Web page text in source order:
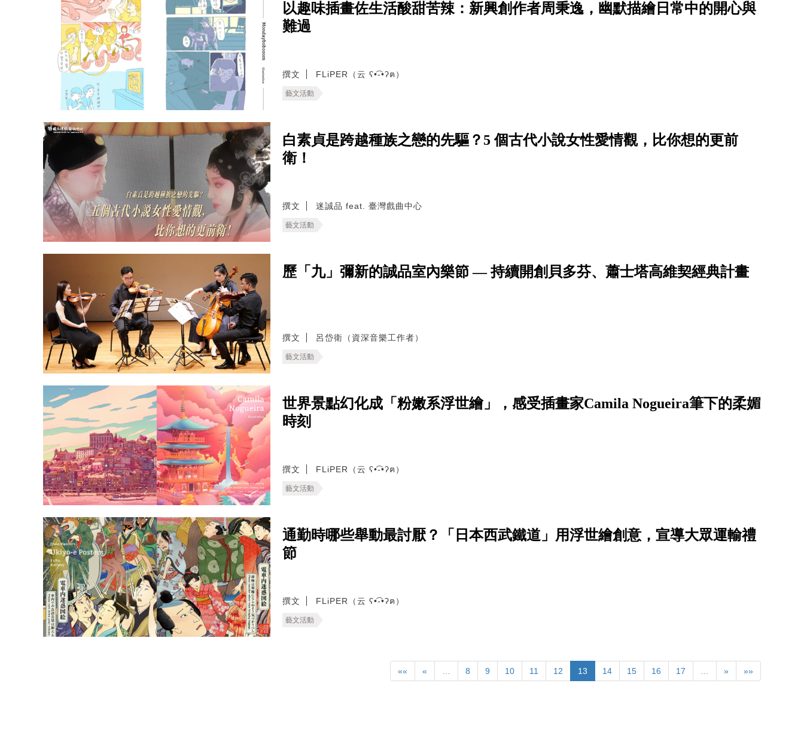
以趣味插畫佐生活酸甜苦辣：新興創作者周秉逸，幽默描繪日常中的開心與
難過
撰文 FLiPER（云 ʕ•͡-•ʔฅ）
藝文活動
白素貞是跨越種族之戀的先驅？5 個古代小說女性愛情觀，比你想的更前
衛！
撰文 迷誠品 feat. 臺灣戲曲中心
藝文活動
歷「九」彌新的誠品室內樂節 — 持續開創貝多芬、蕭士塔高維契經典計畫
撰文 呂岱衛（資深音樂工作者）
藝文活動
世界景點幻化成「粉嫩系浮世繪」，感受插畫家Camila Nogueira筆下的柔媚
時刻
撰文 FLiPER（云 ʕ•͡-•ʔฅ）
藝文活動
通勤時哪些舉動最討厭？「日本西武鐵道」用浮世繪創意，宣導大眾運輸禮
節
撰文 FLiPER（云 ʕ•͡-•ʔฅ）
藝文活動
«« « … 8 9 10 11 12 13 14 15 16 17 … » »»